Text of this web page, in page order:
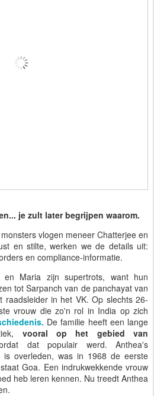
je zult later begrijpen waarom.
vlogen meneer Chatterjee en
en stilte, werken we de details uit:
en compliance-informatie.
en Maria zijn supertrots, want hun
tot Sarpanch van de panchayat van
raadsleider in het VK. Op slechts 26-
vrouw die zo'n rol in India op zich
De familie heeft een lange
vooral op het gebied van
dat populair werd. Anthea's
is overleden, was in 1968 de eerste
Goa. Een indrukwekkende vrouw
heb leren kennen. Nu treedt Anthea